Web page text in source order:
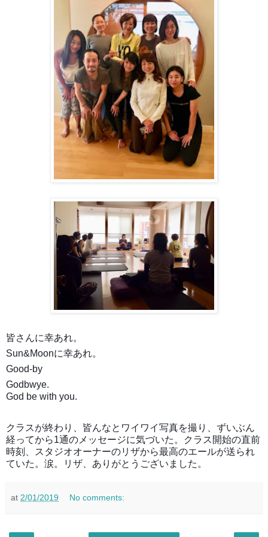
皆さんに幸あれ。
Sun&Moonに幸あれ。
Good-by.
Godbwye.
God be with you.
クラスが終わり、皆んなとワイワイ写真を撮り、ずいぶん
経ってから1通のメッセージに気づいた。クラス開始の直前
時刻、スタジオオーナーのリザから最高のエールが送られ
ていた。涙。リザ、ありがとうございました。
at 2/01/2019 No comments: